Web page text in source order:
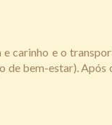
carinho e o
bem-estar).